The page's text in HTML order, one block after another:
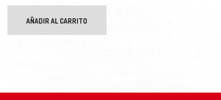
AÑADIR AL CARRITO